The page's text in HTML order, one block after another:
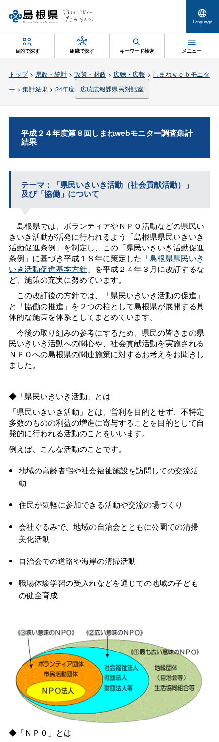
Language
目的で探す 組織で探す キーワード検索 メニュー
トップ> 県政・統計> 政策・財政 > 広聴・広報 > しまねｗｅｂモニタ
ー > 集計結果> 24年度 広聴広報課県民対話室
平成２４年度第８回しまねwebモニター調査集計
結果
テーマ：「県民いきいき活動（社会貢献活動）」
及び「協働」について
島根県では、ボランティアやＮＰＯ活動などの県民い
きいき活動が活発に行われるよう「島根県県民いきいき
活動促進条例」を制定し、この「県民いきいき活動促進
条例」に基づき平成１８年に策定した「島根県県民いき
いき活動促進基本方針」を平成２４年３月に改訂するな
ど、施策の充実に努めています。
この改訂後の方針では、「県民いきいき活動の促進」
と「協働の推進」を２つの柱として島根県が展開する具
体的な施策を体系としてまとめています。
今後の取り組みの参考にするため、県民の皆さまの県
民いきいき活動への関心や、社会貢献活動を実施される
ＮＰＯへの島根県の関連施策に対するお考えをお聞きし
ました。
◆「県民いきいき活動」とは
「県民いきいき活動」とは、営利を目的とせず、不特定
多数のものの利益の増進に寄与することを目的として自
発的に行われる活動のことをいいます。
例えば、こんな活動のことです。
地域の高齢者宅や社会福祉施設を訪問しての交流活
動
住民が気軽に参加できる活動や交流の場づくり
会社ぐるみで、地域の自治会とともに公園での清掃
美化活動
自治会での道路や海岸の清掃活動
職場体験学習の受入れなどを通じての地域の子ども
の健全育成
◆「ＮＰＯ」とは